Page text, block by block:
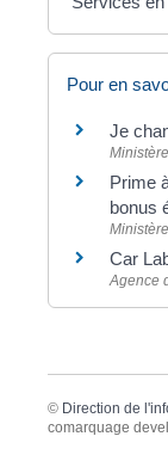
Pour en
Je
Prime
bonus
Car
Agence
© Direction de
comarquage